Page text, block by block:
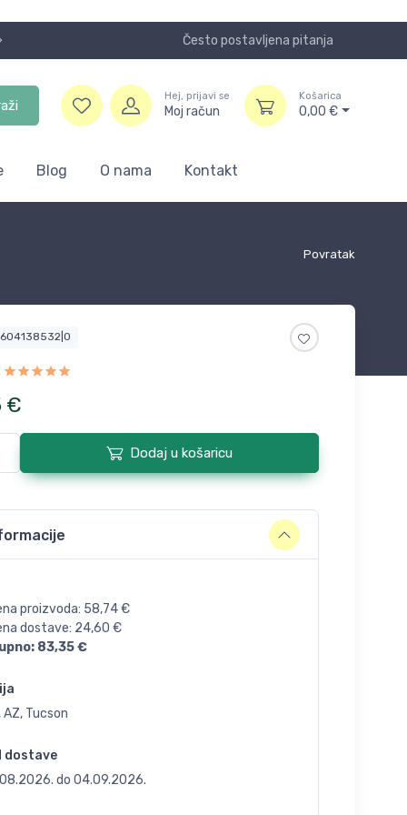
Često postavljena pitanja
Hej, prijavi se
Moj račun
Košarica
0,00 €
Blog O nama Kontakt
Povratak
€
Dodaj u košaricu
proizvoda: 58,74€
dostave: 24,60 €
83,35€
AZ, Tucson
dostave
do 04.09.2026.